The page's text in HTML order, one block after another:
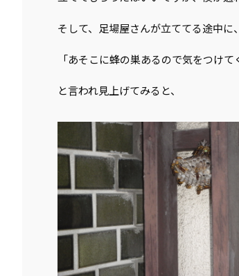
そして、足場屋さんが立ててる途中に、
「あそこに蜂の巣あるので気をつけて
と言われ見上げてみると、